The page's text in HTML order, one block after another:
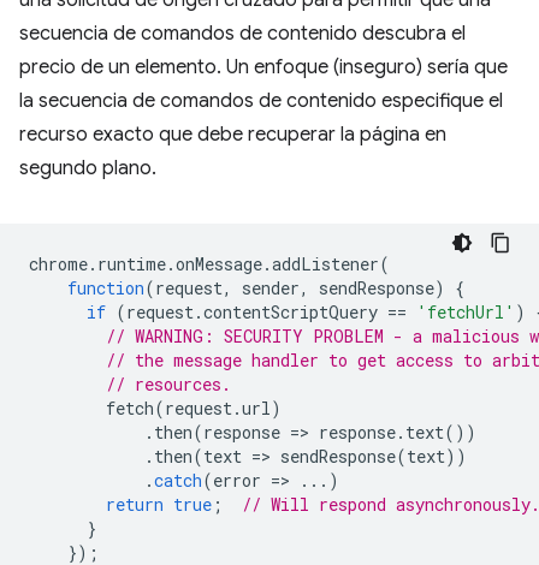
secuencia de comandos de contenido descubra el
precio de un elemento. Un enfoque (inseguro) sería que
la secuencia de comandos de contenido especifique el
recurso exacto que debe recuperar la página en
segundo plano.
chrome. runtime.onMessage.addListener(
function(request, sender, sendResponse)
{
if (request.contentScriptQuery == 'fetchUrl' )
// WARNING: SECURITY PROBLEM - a malicious
// the message handler to get access to
// resources.
fetch(request.url)
. then(response => response. text())
. then(text => sendResponse(text))
.catch(error =>
...)
return true ;
// Will respond asynchronously.
}
});